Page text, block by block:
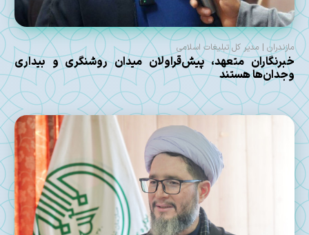
مازندران | مدیر کل تبلیغات اسلامی
خبرنگاران متعهد، پیش‌قراولان میدان روشنگری و بیداری
وجدان‌ها هستند